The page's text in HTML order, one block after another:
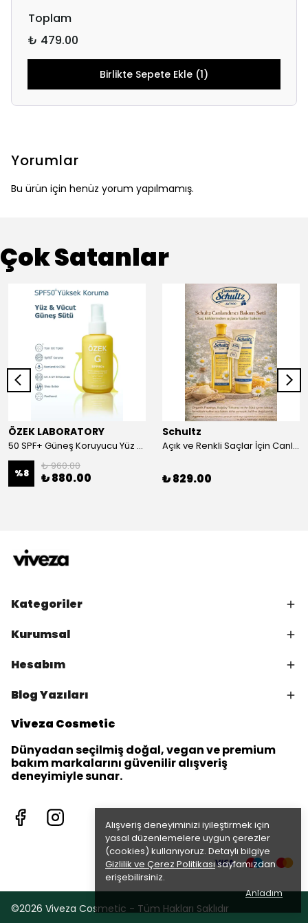
Alışveriş deneyiminizi iyileştirmek için
yasal düzenlemelere uygun çerezler
(cookies) kullanıyoruz. Detaylı bilgiye
Gizlilik ve Çerez Politikasısayfamızdan
erişebilirsiniz.
Anladım
Toplam
₺ 479.00
Birlikte Sepete Ekle (1)
Yorumlar
Bu ürün için henüz yorum yapılmamış.
Çok Satanlar
ÖZEK LABORATORY
50 SPF+ Güneş Koruyucu Yüz ve Vücut Sütü 100 ml
%8
₺ 960.00
₺ 880.00
Schultz
Açık ve Renkli Saçlar İçin Canlandırıcı 2li Bakım Seti Şampuan + Saç Kremi
₺ 829.00
Kategoriler
Kurumsal
Hesabım
Blog Yazıları
Viveza Cosmetic
Dünyadan seçilmiş doğal, vegan ve premium
bakım markalarını güvenilir alışveriş
deneyimiyle sunar.
©2026 Viveza Cosmetic - Tüm Hakları Saklıdır